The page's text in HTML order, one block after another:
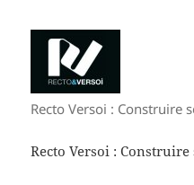
Recto Versoi : Construire
Recto Versoi :